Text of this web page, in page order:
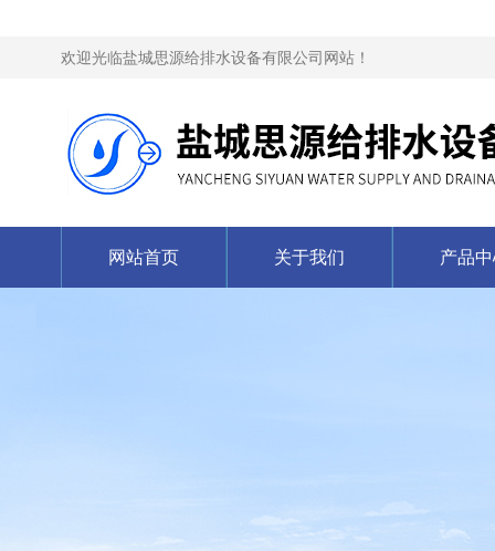
欢迎光临盐城思源给排水设备有限公司网站！
网站首页 关于我们 产品